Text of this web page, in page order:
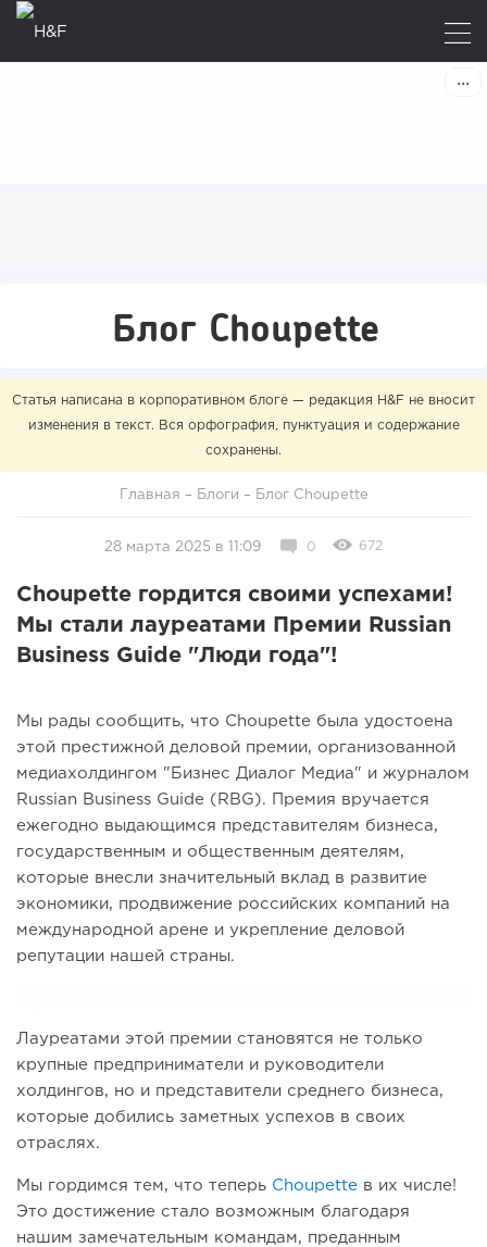
Блог Choupette
Статья написана в корпоративном блоге — редакция H&F не вносит
изменения в текст. Вся орфография, пунктуация и содержание
сохранены.
Главная – Блоги – Блог Choupette
28 марта 2025 в 11:09 0 672
Choupette гордится своими успехами!
Мы стали лауреатами Премии Russian
Business Guide "Люди года"!
Мы рады сообщить, что Choupette была удостоена
этой престижной деловой премии, организованной
медиахолдингом "Бизнес Диалог Медиа" и журналом
Russian Business Guide (RBG). Премия вручается
ежегодно выдающимся представителям бизнеса,
государственным и общественным деятелям,
которые внесли значительный вклад в развитие
экономики, продвижение российских компаний на
международной арене и укрепление деловой
репутации нашей страны.
Лауреатами этой премии становятся не только
крупные предприниматели и руководители
холдингов, но и представители среднего бизнеса,
которые добились заметных успехов в своих
отраслях.
Мы гордимся тем, что теперь Choupette в их числе!
Это достижение стало возможным благодаря
нашим замечательным командам, преданным